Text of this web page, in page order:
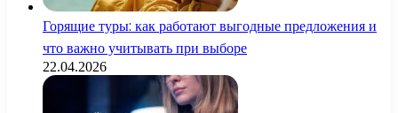
Горящие туры: как работают выгодные предложения и
что важно учитывать при выборе
22.04.2026